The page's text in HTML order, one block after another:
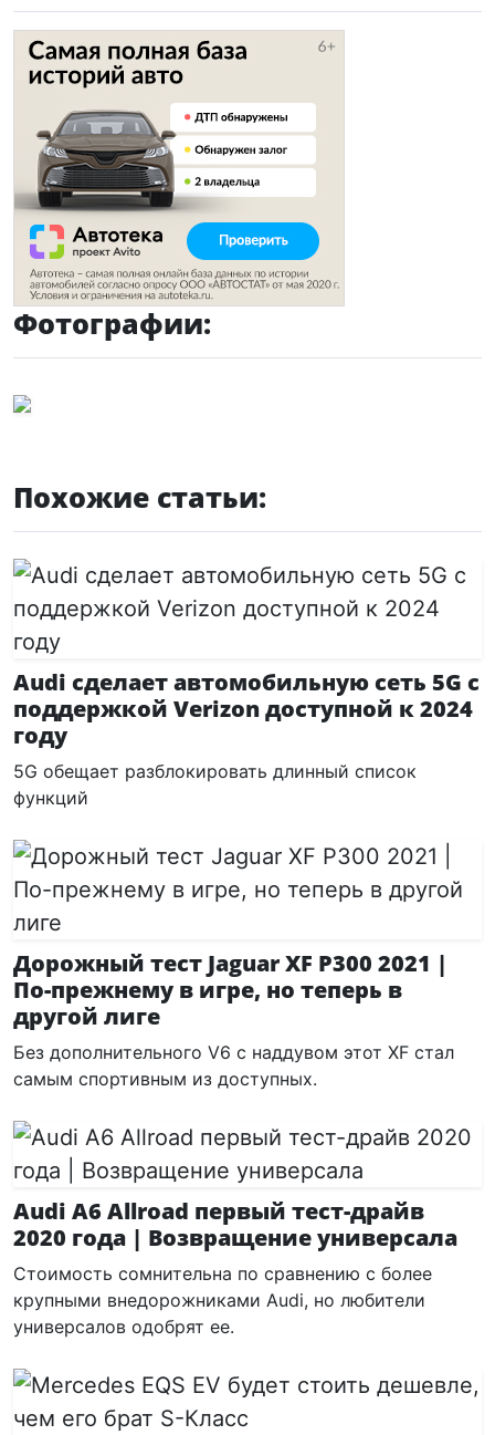
Фотографии:
Похожие статьи:
Audi сделает автомобильную сеть 5G с
поддержкой Verizon доступной к 2024
году
5G обещает разблокировать длинный список
функций
Дорожный тест Jaguar XF P300 2021 |
По-прежнему в игре, но теперь в
другой лиге
Без дополнительного V6 с наддувом этот XF стал
самым спортивным из доступных.
Audi A6 Allroad первый тест-драйв
2020 года | Возвращение универсала
Стоимость сомнительна по сравнению с более
крупными внедорожниками Audi, но любители
универсалов одобрят ее.